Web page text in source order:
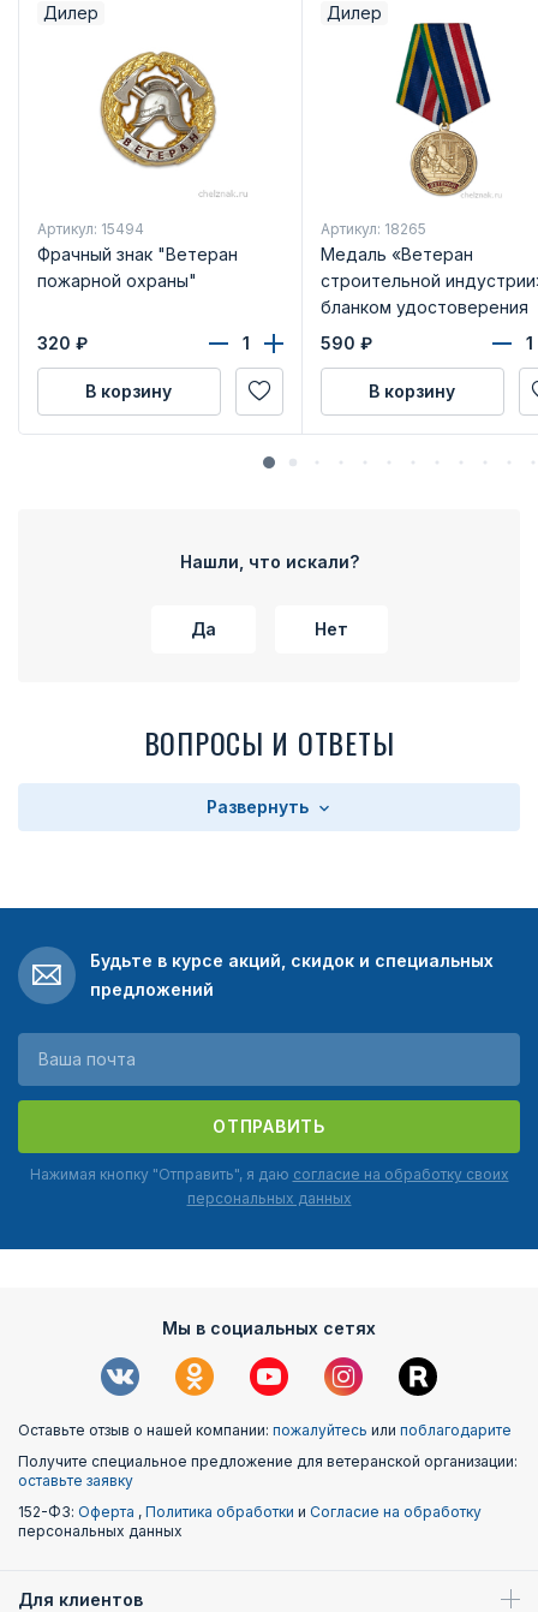
Дилер
Артикул: 15494
Фрачный знак "Ветеран
пожарной охраны"
320 ₽
В корзину
Дилер
Артикул: 18265
Медаль «Ветеран
строительной
бланком удостоверения
590 ₽
В корзину
Нашли, что искали?
Да Нет
ВОПРОСЫ И ОТВЕТЫ
Развернуть
Будьте в курсе акций, скидок и специальных
предложений
ОТПРАВИТЬ
Нажимая кнопку "Отправить", я даю согласие на обработку своих
персональных данных
Мы в социальных сетях
Оставьте отзыв о нашей компании: пожалуйтесь или поблагодарите
Получите специальное предложение для ветеранской организации:
оставьте заявку
152-ФЗ: Оферта , Политика обработки и Согласие на обработку
персональных данных
Для клиентов